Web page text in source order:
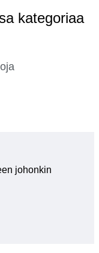
kategoriaa
johonkin